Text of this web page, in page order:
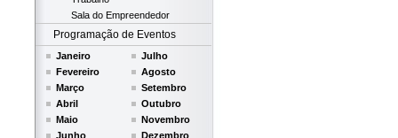
Sala do Empreendedor
Programação de Eventos
Janeiro
Fevereiro
Março
Abril
Maio
Junho
Julho
Agosto
Setembro
Outubro
Novembro
Dezembro